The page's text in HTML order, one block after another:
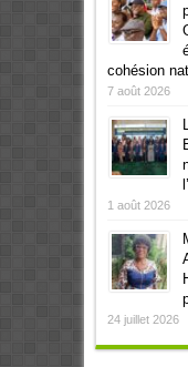
cohésion
7 août 2026
1 août 2026
24 juillet 2026